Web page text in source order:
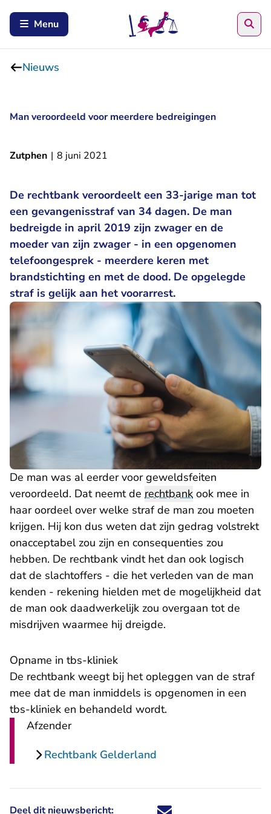
Menu
Nieuws
Man veroordeeld voor meerdere bedreigingen
Zutphen | 8 juni 2021
De rechtbank veroordeelt een 33-jarige man tot
een gevangenisstraf van 34 dagen. De man
bedreigde in april 2019 zijn zwager en de
moeder van zijn zwager - in een opgenomen
telefoongesprek - meerdere keren met
brandstichting en met de dood. De opgelegde
straf is gelijk aan het voorarrest.
De man was al eerder voor geweldsfeiten
veroordeeld. Dat neemt de rechtbank ook mee in
haar oordeel over welke straf de man zou moeten
krijgen. Hij kon dus weten dat zijn gedrag volstrekt
onacceptabel zou zijn en consequenties zou
hebben. De rechtbank vindt het dan ook logisch
dat de slachtoffers - die het verleden van de man
kenden - rekening hielden met de mogelijkheid dat
de man ook daadwerkelijk zou overgaan tot de
misdrijven waarmee hij dreigde.
Opname in tbs-kliniek
De rechtbank weegt bij het opleggen van de straf
mee dat de man inmiddels is opgenomen in een
tbs-kliniek en behandeld wordt.
Afzender
Rechtbank Gelderland
Deel dit nieuwsbericht: Deel dit nieuwsbericht via X -
Deel dit nieuwsbericht via
Deel dit nieuwsbericht
Deel dit